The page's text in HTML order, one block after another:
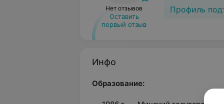
Нет отзывов
Оставить
первый отзыв
Профиль
Инфо
Образование: